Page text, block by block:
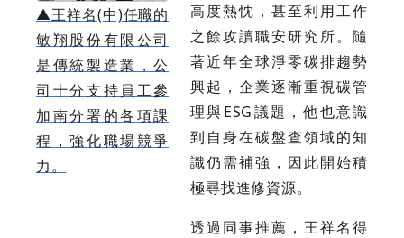
▲王祥名(中)任職的
敏翔股份有限公司
是傳統製造業，公
司十分支持員工參
加南分署的各項課
程，強化職場競爭
力。
高度熱忱，甚至利用工作
之餘攻讀職安研究所。隨
著近年全球淨零碳排趨勢
興起，企業逐漸重視碳管
理與ESG議題，他也意識
到自身在碳盤查領域的知
識仍需補強，因此開始積
極尋找進修資源。
透過同事推薦，王祥名得